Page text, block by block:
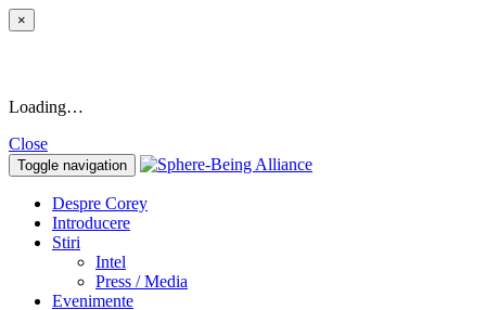
×
Loading…
Close
Toggle navigation
Despre Corey
Introducere
Stiri
Intel
Press / Media
Evenimente